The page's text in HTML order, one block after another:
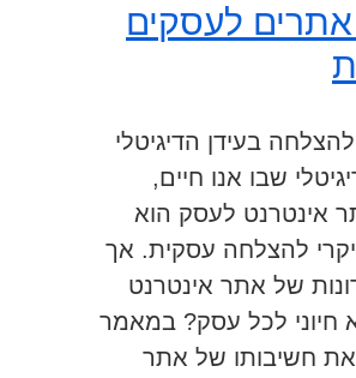
אתרים לעסקים
בעידן הדיגיטלי
שבו אנו חיים,
אינטרנט לעסק הוא
להצלחה עסקית. אך
של אתר אינטרנט
חיוני לכל עסק? במאמר
את חשיבותו של אתר